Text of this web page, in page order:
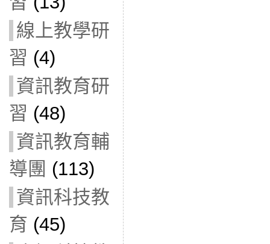
線上教學研
習 (4)
資訊教育研
習 (48)
資訊教育輔
導團 (113)
資訊科技教
育 (45)